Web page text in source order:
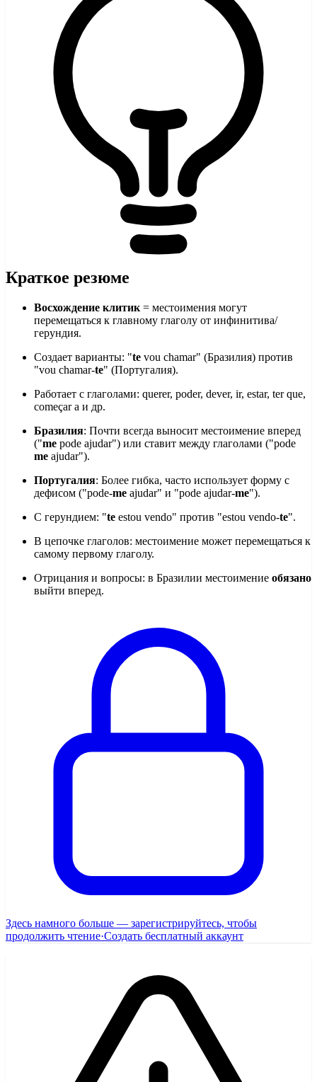
Краткое резюме
Восхождение клитик = местоимения могут
перемещаться к главному глаголу от инфинитива/
герундия.
Создает варианты: "te vou chamar" (Бразилия) против
"vou chamar-te" (Португалия).
Работает с глаголами: querer, poder, dever, ir, estar, ter que,
começar a и др.
Бразилия: Почти всегда выносит местоимение вперед
("me pode ajudar") или ставит между глаголами ("pode
me ajudar").
Португалия: Более гибка, часто использует форму с
дефисом ("pode-me ajudar" и "pode ajudar-me").
С герундием: "te estou vendo" против "estou vendo-te".
В цепочке глаголов: местоимение может перемещаться к
самому первому глаголу.
Отрицания и вопросы: в Бразилии местоимение обязано
выйти вперед.
Здесь намного больше — зарегистрируйтесь, чтобы
продолжить чтение·Создать бесплатный аккаунт